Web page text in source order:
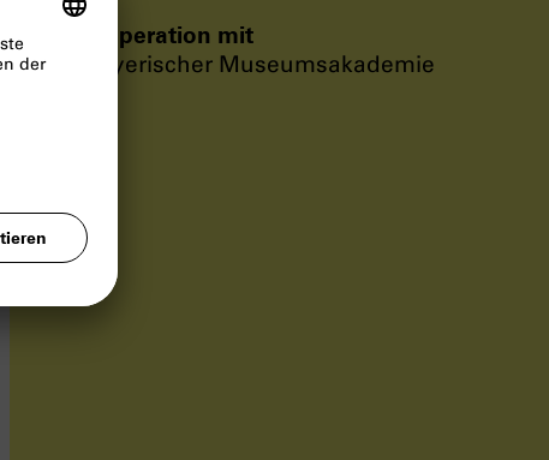
In Kooperation mit
Bayerischer Museumsakademie